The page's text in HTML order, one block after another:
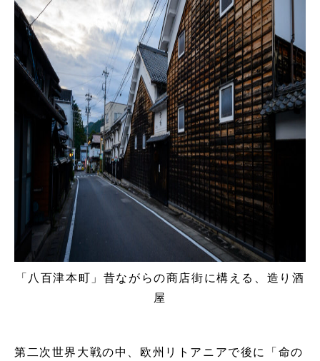
「八百津本町」昔ながらの商店街に構える、造り酒
屋
第二次世界大戦の中、欧州リトアニアで後に「命の